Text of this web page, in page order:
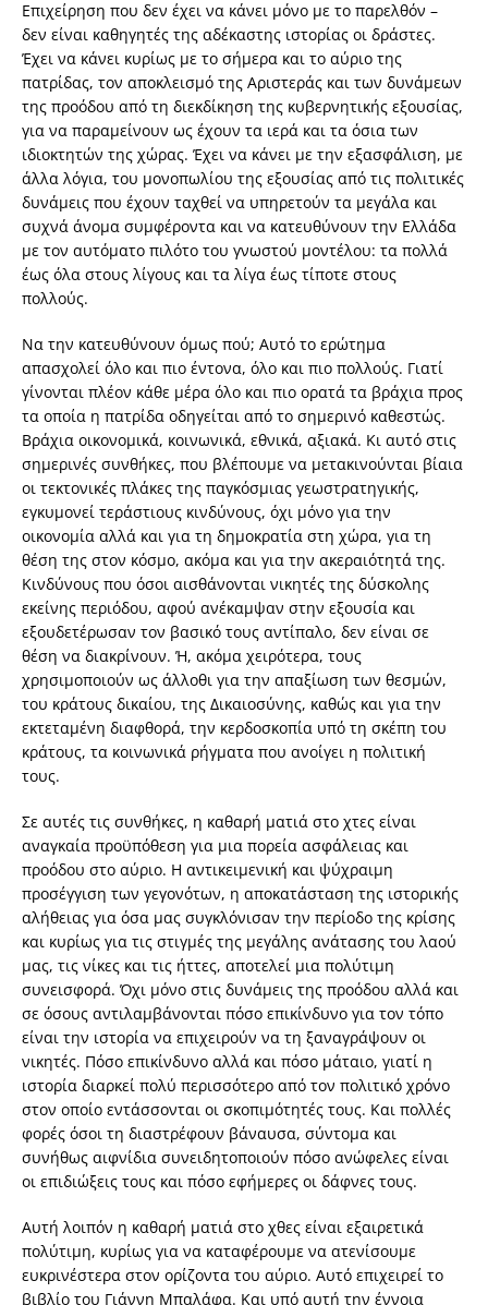
Επιχείρηση που δεν έχει να κάνει μόνο με το παρελθόν –
δεν είναι καθηγητές της αδέκαστης ιστορίας οι δράστες.
Έχει να κάνει κυρίως με το σήμερα και το αύριο της
πατρίδας, τον αποκλεισμό της Αριστεράς και των δυνάμεων
της προόδου από τη διεκδίκηση της κυβερνητικής εξουσίας,
για να παραμείνουν ως έχουν τα ιερά και τα όσια των
ιδιοκτητών της χώρας. Έχει να κάνει με την εξασφάλιση, με
άλλα λόγια, του μονοπωλίου της εξουσίας από τις πολιτικές
δυνάμεις που έχουν ταχθεί να υπηρετούν τα μεγάλα και
συχνά άνομα συμφέροντα και να κατευθύνουν την Ελλάδα
με τον αυτόματο πιλότο του γνωστού μοντέλου: τα πολλά
έως όλα στους λίγους και τα λίγα έως τίποτε στους
πολλούς.
Να την κατευθύνουν όμως πού; Αυτό το ερώτημα
απασχολεί όλο και πιο έντονα, όλο και πιο πολλούς. Γιατί
γίνονται πλέον κάθε μέρα όλο και πιο ορατά τα βράχια προς
τα οποία η πατρίδα οδηγείται από το σημερινό καθεστώς.
Βράχια οικονομικά, κοινωνικά, εθνικά, αξιακά. Κι αυτό στις
σημερινές συνθήκες, που βλέπουμε να μετακινούνται βίαια
οι τεκτονικές πλάκες της παγκόσμιας γεωστρατηγικής,
εγκυμονεί τεράστιους κινδύνους, όχι μόνο για την
οικονομία αλλά και για τη δημοκρατία στη χώρα, για τη
θέση της στον κόσμο, ακόμα και για την ακεραιότητά της.
Κινδύνους που όσοι αισθάνονται νικητές της δύσκολης
εκείνης περιόδου, αφού ανέκαμψαν στην εξουσία και
εξουδετέρωσαν τον βασικό τους αντίπαλο, δεν είναι σε
θέση να διακρίνουν. Ή, ακόμα χειρότερα, τους
χρησιμοποιούν ως άλλοθι για την απαξίωση των θεσμών,
του κράτους δικαίου, της Δικαιοσύνης, καθώς και για την
εκτεταμένη διαφθορά, την κερδοσκοπία υπό τη σκέπη του
κράτους, τα κοινωνικά ρήγματα που ανοίγει η πολιτική
τους.
Σε αυτές τις συνθήκες, η καθαρή ματιά στο χτες είναι
αναγκαία προϋπόθεση για μια πορεία ασφάλειας και
προόδου στο αύριο. Η αντικειμενική και ψύχραιμη
προσέγγιση των γεγονότων, η αποκατάσταση της ιστορικής
αλήθειας για όσα μας συγκλόνισαν την περίοδο της κρίσης
και κυρίως για τις στιγμές της μεγάλης ανάτασης του λαού
μας, τις νίκες και τις ήττες, αποτελεί μια πολύτιμη
συνεισφορά. Όχι μόνο στις δυνάμεις της προόδου αλλά και
σε όσους αντιλαμβάνονται πόσο επικίνδυνο για τον τόπο
είναι την ιστορία να επιχειρούν να τη ξαναγράψουν οι
νικητές. Πόσο επικίνδυνο αλλά και πόσο μάταιο, γιατί η
ιστορία διαρκεί πολύ περισσότερο από τον πολιτικό χρόνο
στον οποίο εντάσσονται οι σκοπιμότητές τους. Και πολλές
φορές όσοι τη διαστρέφουν βάναυσα, σύντομα και
συνήθως αιφνίδια συνειδητοποιούν πόσο ανώφελες είναι
οι επιδιώξεις τους και πόσο εφήμερες οι δάφνες τους.
Αυτή λοιπόν η καθαρή ματιά στο χθες είναι εξαιρετικά
πολύτιμη, κυρίως για να καταφέρουμε να ατενίσουμε
ευκρινέστερα στον ορίζοντα του αύριο. Αυτό επιχειρεί το
βιβλίο του Γιάννη Μπαλάφα. Και υπό αυτή την έννοια